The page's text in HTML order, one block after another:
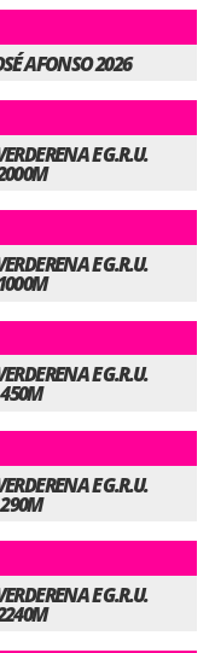
AFONSO 2026
E G.R.U.
E G.R.U.
E G.R.U.
E G.R.U.
E G.R.U.